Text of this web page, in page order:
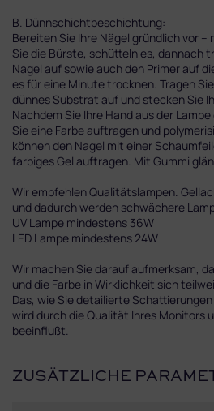
B. Dünnschichtbeschichtung:
Bereiten Sie Ihre Nägel gründlich vor
Sie die Bürste, schütteln es, dannach
Nagel auf sowie auch den Primer auf
es für eine Minute trocknen. Tragen
dünnes Substrat auf und stecken Sie
Nachdem Sie Ihre Hand aus der
Sie eine Farbe auftragen und
können den Nagel mit einer
farbiges Gel auftragen. Mit Gummi
Wir empfehlen Qualitätslampen.
und dadurch werden schwächere
UV Lampe mindestens 36W
LED Lampe mindestens 24W
Wir machen Sie darauf aufmerksam,
und die Farbe in Wirklichkeit sich
Das, wie Sie detailierte
wird durch die Qualität Ihres Monitors
beeinflußt.
ZUSÄTZLICHE